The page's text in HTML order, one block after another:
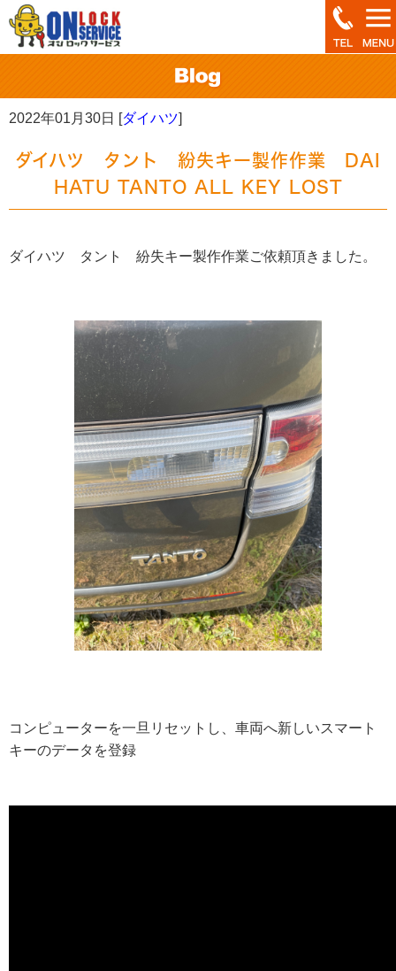
2022年01月30日 [ダイハツ]
ダイハツ タント 紛失キー製作作業 DAI
HATU TANTO ALL KEY LOST
ダイハツ タント 紛失キー製作作業ご依頼頂きました。
コンピューターを一旦リセットし、車両へ新しいスマート
キーのデータを登録